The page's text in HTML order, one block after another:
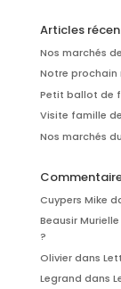
Articles
Nos marchés
Notre prochain
Petit ballot de
Visite famille
Nos marchés
Cuypers Mike
Beausir Murielle
?
Olivierdans
Legrand dans